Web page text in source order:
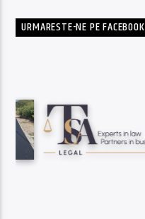
URMARESTE-NE PE FACEBOOK